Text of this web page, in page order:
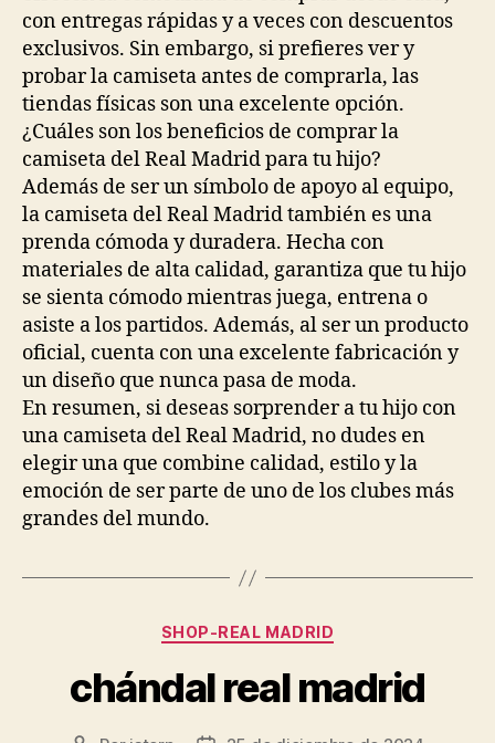
con entregas rápidas y a veces con descuentos
exclusivos. Sin embargo, si prefieres ver y
probar la camiseta antes de comprarla, las
tiendas físicas son una excelente opción.
¿Cuáles son los beneficios de comprar la
camiseta del Real Madrid para tu hijo?
Además de ser un símbolo de apoyo al equipo,
la camiseta del Real Madrid también es una
prenda cómoda y duradera. Hecha con
materiales de alta calidad, garantiza que tu hijo
se sienta cómodo mientras juega, entrena o
asiste a los partidos. Además, al ser un producto
oficial, cuenta con una excelente fabricación y
un diseño que nunca pasa de moda.
En resumen, si deseas sorprender a tu hijo con
una camiseta del Real Madrid, no dudes en
elegir una que combine calidad, estilo y la
emoción de ser parte de uno de los clubes más
grandes del mundo.
Categorías
SHOP-REAL MADRID
chándal real madrid